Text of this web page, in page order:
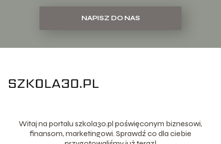
NAPISZ DO NAS
Witaj na portalu szkola30.pl poświęconym biznesowi,
finansom, marketingowi. Sprawdź co dla ciebie